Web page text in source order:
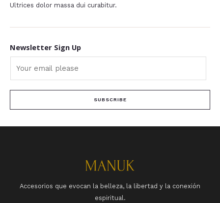
Ultrices dolor massa dui curabitur.
Newsletter Sign Up
SUBSCRIBE
Accesorios que evocan la belleza, la libertad y la conexión
espiritual.